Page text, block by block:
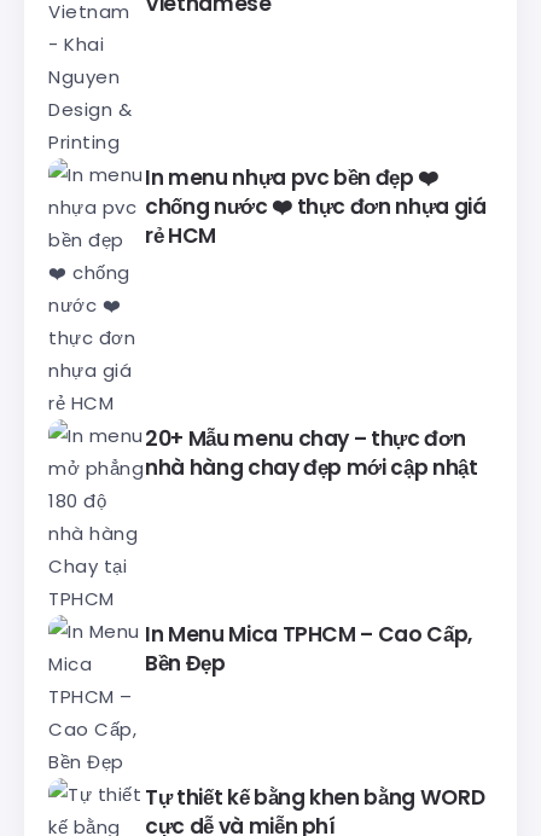
In menu nhựa pvc bền đẹp ❤️
chống nước ❤️ thực đơn nhựa giá
rẻ HCM
20+ Mẫu menu chay – thực đơn
nhà hàng chay đẹp mới cập nhật
In Menu Mica TPHCM – Cao Cấp,
Bền Đẹp
Tự thiết kế bằng khen bằng WORD
cực dễ và miễn phí